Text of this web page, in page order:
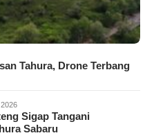
Tahura, Drone Terbang
Sigap Tangani
Sabaru